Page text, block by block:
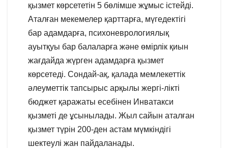
қызмет көрсететiн 5 бөлiмше жұмыс iстейдi.
Аталған мекемелер қарттарға, мүгедектігі
бар адамдарға, психоневрологиялық
ауытқуы бар балаларға және өмірлік қиын
жағдайда жүрген адамдарға қызмет
көрсетеді. Сондай-ақ, қалада мемлекеттік
әлеуметтік тапсырыс арқылы жергі-лікті
бюджет қаражаты есебінен Инватакси
қызметі де ұсынылады. Жыл сайын аталған
қызмет түрін 200-ден астам мүмкіндігі
шектеулі жан пайдаланады.